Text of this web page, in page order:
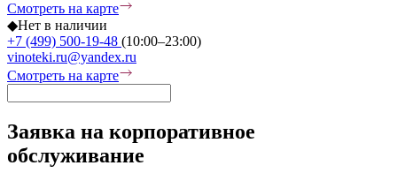
Смотреть на карте
◆Нет в наличии
+7 (499) 500-19-48 (10:00–23:00)
vinoteki.ru@yandex.ru
Смотреть на карте
Заявка на корпоративное
обслуживание